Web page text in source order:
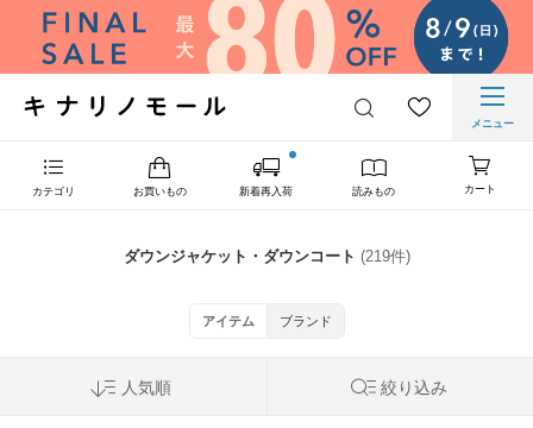
メニュー
カテゴリ お買いもの 新着再入荷 読みもの カート
ダウンジャケット・ダウンコート (219件)
アイテム ブランド
人気順 絞り込み